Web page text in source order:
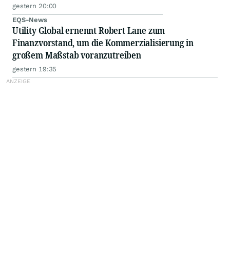
gestern 20:00
EQS-News
Utility Global ernennt Robert Lane zum
Finanzvorstand, um die Kommerzialisierung in
großem Maßstab voranzutreiben
gestern 19:35